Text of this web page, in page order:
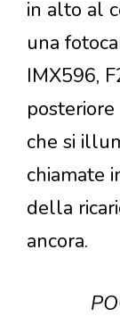
in alto al
una
IMX596,
che si
chiamate
della
ancora.